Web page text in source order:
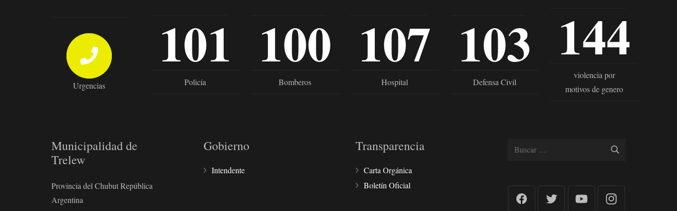
Urgencias
101
Policía
100
Bomberos
107
Hospital
103
Defensa Civil
144
violencia por
motivos de genero
Municipalidad de
Trelew
Provincia del Chubut República
Argentina
Gobierno
Intendente
Transparencia
Carta Orgánica
Boletín Oficial
Buscar: